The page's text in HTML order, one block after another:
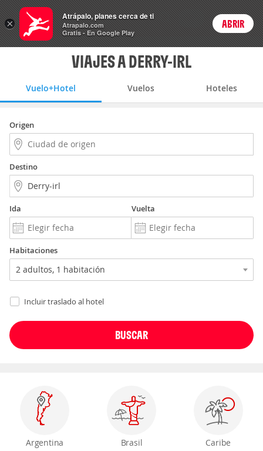
Vuelo+Hotel Precios enPeso
ARSCambiar moneda
Login
VIAJES A DERRY-IRL
Vuelo+Hotel Vuelos Hoteles
Origen
Destino
Ida Vuelta
Habitaciones
Incluir traslado al hotel
Argentina Brasil Caribe
×
Atrápalo, planes cerca de ti
Atrapalo.com
Gratis - En Google Play
ABRIR